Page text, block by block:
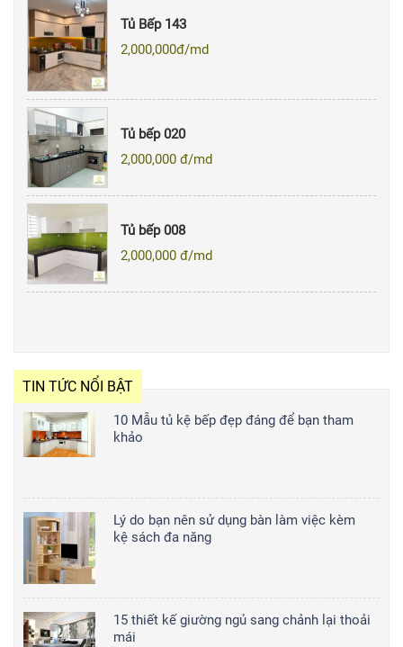
Tủ Bếp 143
2,000,000đ/md
Tủ bếp 020
2,000,000đ/md
Tủ bếp 008
2,000,000đ/md
TIN TỨC NỔI BẬT
10 Mẫu tủ kệ bếp đẹp đáng để bạn tham
khảo
Lý do bạn nên sử dụng bàn làm việc kèm
kệ sách đa năng
15 thiết kế giường ngủ sang chảnh lại thoải
mái